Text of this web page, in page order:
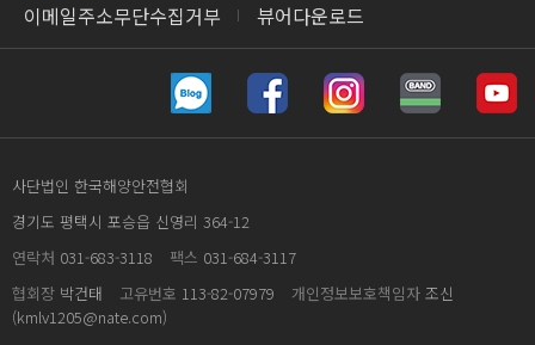
이메일주소무단수집거부
뷰어다운로드
사단법인 한국해양안전협회
경기도 평택시 포승읍 신영리 364-12
연락처 031-683-3118 팩스 031-684-3117
협회장 박건태 고유번호 113-82-07979 개인정보보호책임자 조신
(kmlv1205@nate.com)